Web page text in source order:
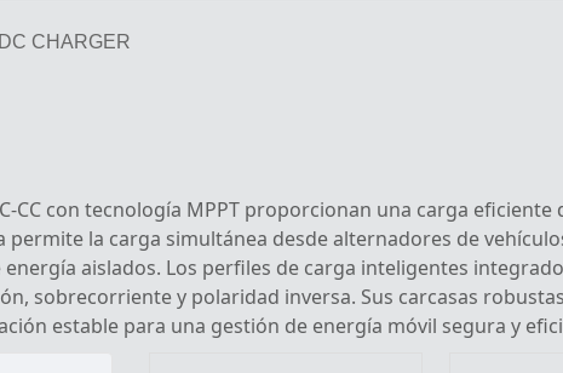
CHARGER
CC con tecnología MPPT proporcionan una carga
permite la carga simultánea desde alternadores de
energía aislados. Los perfiles de carga inteligentes
sobrecorriente y polaridad inversa. Sus carcasas
estable para una gestión de energía móvil segura y